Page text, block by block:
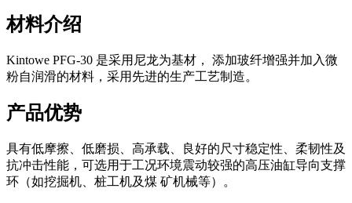
材料介绍
Kintowe PFG-30 是采用尼龙为基材， 添加玻纤增强并加入微
粉自润滑的材料，采用先进的生产工艺制造。
产品优势
具有低摩擦、低磨损、高承载、良好的尺寸稳定性、柔韧性及
抗冲击性能，可选用于工况环境震动较强的高压油缸导向支撑
环（如挖掘机、桩工机及煤 矿机械等）。